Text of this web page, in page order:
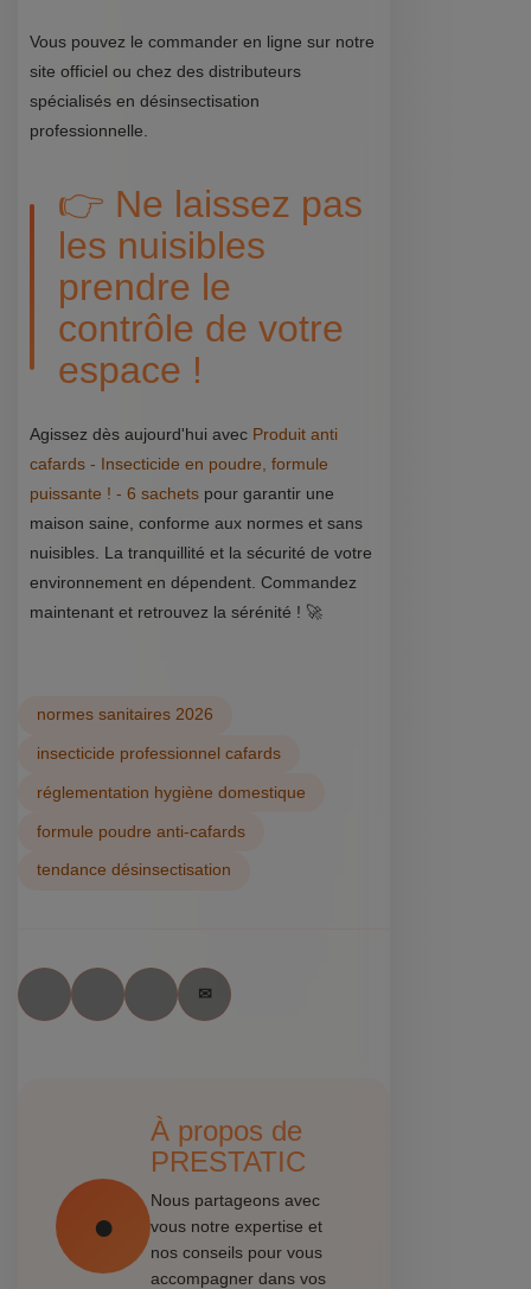
Vous pouvez le commander en ligne sur notre
site officiel ou chez des distributeurs
spécialisés en désinsectisation
professionnelle.
👉 Ne laissez pas
les nuisibles
prendre le
contrôle de votre
espace !
Agissez dès aujourd'hui avec Produit anti
cafards - Insecticide en poudre, formule
puissante ! - 6 sachets pour garantir une
maison saine, conforme aux normes et sans
nuisibles. La tranquillité et la sécurité de votre
environnement en dépendent. Commandez
maintenant et retrouvez la sérénité ! 🚀
normes sanitaires 2026
insecticide professionnel cafards
réglementation hygiène domestique
formule poudre anti-cafards
tendance désinsectisation
À propos de
PRESTATIC
Nous partageons avec
vous notre expertise et
nos conseils pour vous
accompagner dans vos